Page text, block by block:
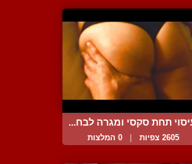
תחת סקסי ומגרה לבח...
2605 צפיות | 0 המלצות